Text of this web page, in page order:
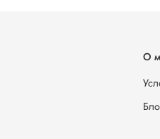
О